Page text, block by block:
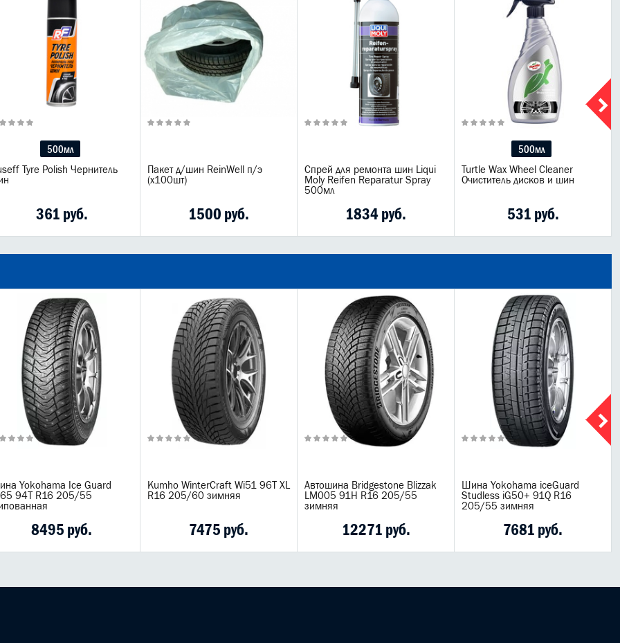
500мл
Tyre Polish Чернитель
361 руб.
Пакет д/шин ReinWell п/э
(х100шт)
1500 руб.
Спрей для ремонта шин Liqui
Moly Reifen Reparatur Spray
500мл
1834 руб.
500мл
Turtle Wax Wheel Cleaner
Очиститель дисков и шин
531 руб.
Yokohama Ice Guard
94T R16 205/55
8495 руб.
Kumho WinterCraft Wi51 96T XL
R16 205/60 зимняя
7475 руб.
Автошина Bridgestone Blizzak
LM005 91H R16 205/55
зимняя
12271 руб.
Шина Yokohama iceGuard
Studless iG50+ 91Q R16
205/55 зимняя
7681 руб.